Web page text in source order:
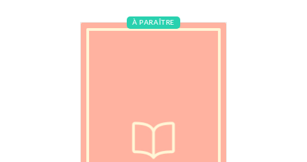
À PARAÎTRE